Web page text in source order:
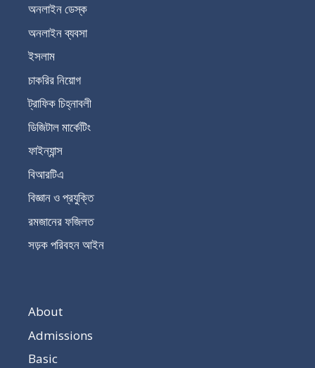
অনলাইন ডেস্ক
অনলাইন ব্যবসা
ইসলাম
চাকরির নিয়োগ
ট্রাফিক চিহ্নাবলী
ডিজিটাল মার্কেটিং
ফাইন্যান্স
বিআরটিএ
বিজ্ঞান ও প্রযুক্তি
রমজানের ফজিলত
সড়ক পরিবহন আইন
About
Admissions
Basic